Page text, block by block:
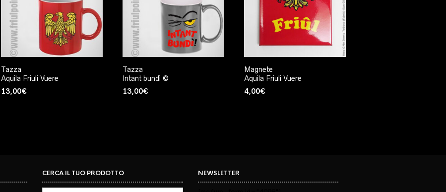
Tazza
Aquila Friuli Vuere
13,00€
Tazza
Intant bundì ©
13,00€
Magnete
Aquila Friuli Vuere
4,00€
CERCA IL TUO PRODOTTO NEWSLETTER